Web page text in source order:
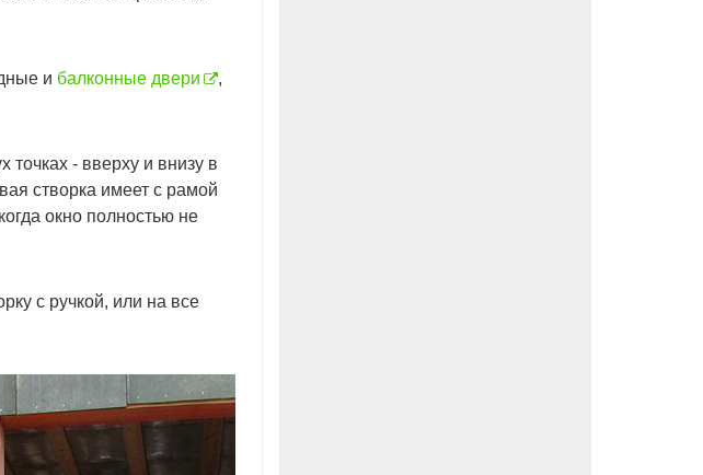
и балконные двери
,
точках - вверху и внизу в
створка имеет с рамой
окно полностью не
с ручкой, или на все